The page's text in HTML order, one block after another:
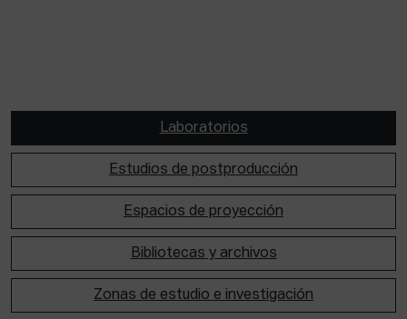
Laboratorios
Estudios de postproducción
Espacios de proyección
Bibliotecas y archivos
Zonas de estudio e investigación